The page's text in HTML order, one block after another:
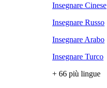
Insegnare Cinese
Insegnare Russo
Insegnare Arabo
Insegnare Turco
+ 66 più lingue